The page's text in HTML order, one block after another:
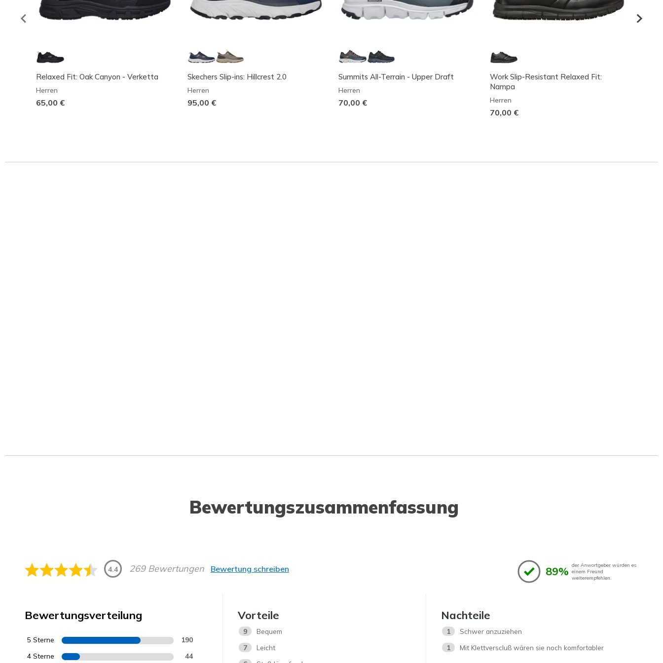
Relaxed Fit: Oak Canyon - Verketta
Herren
65,00 €
Skechers Slip-ins: Hillcrest 2.0
Herren
95,00 €
Summits All-Terrain - Upper Draft
Herren
70,00 €
Work Slip-Resistant Relaxed Fit:
Nampa
Herren
70,00 €
Bewertungszusammenfassung
4.4 269 Bewertungen Bewertung schreiben 89% der Anwortgeber würden es
einem Freund
weiterempfehlen.
Bewertungsverteilung
5 Sterne 190
4 Sterne 44
Vorteile
9
Bequem
7
Leicht
Nachteile
1
Schwer anzuziehen
1
Mit Klettverscluß wären sie noch komfortabler